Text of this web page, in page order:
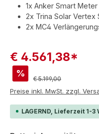
1x Anker Smart Meter
2x Trina Solar Vertex
2x MC4
€ 4.561,38*
% Regulärer Preis:
€ 5.199,00
Preise inkl. MwSt. zzgl.
LAGERND, Lieferzeit 1-3